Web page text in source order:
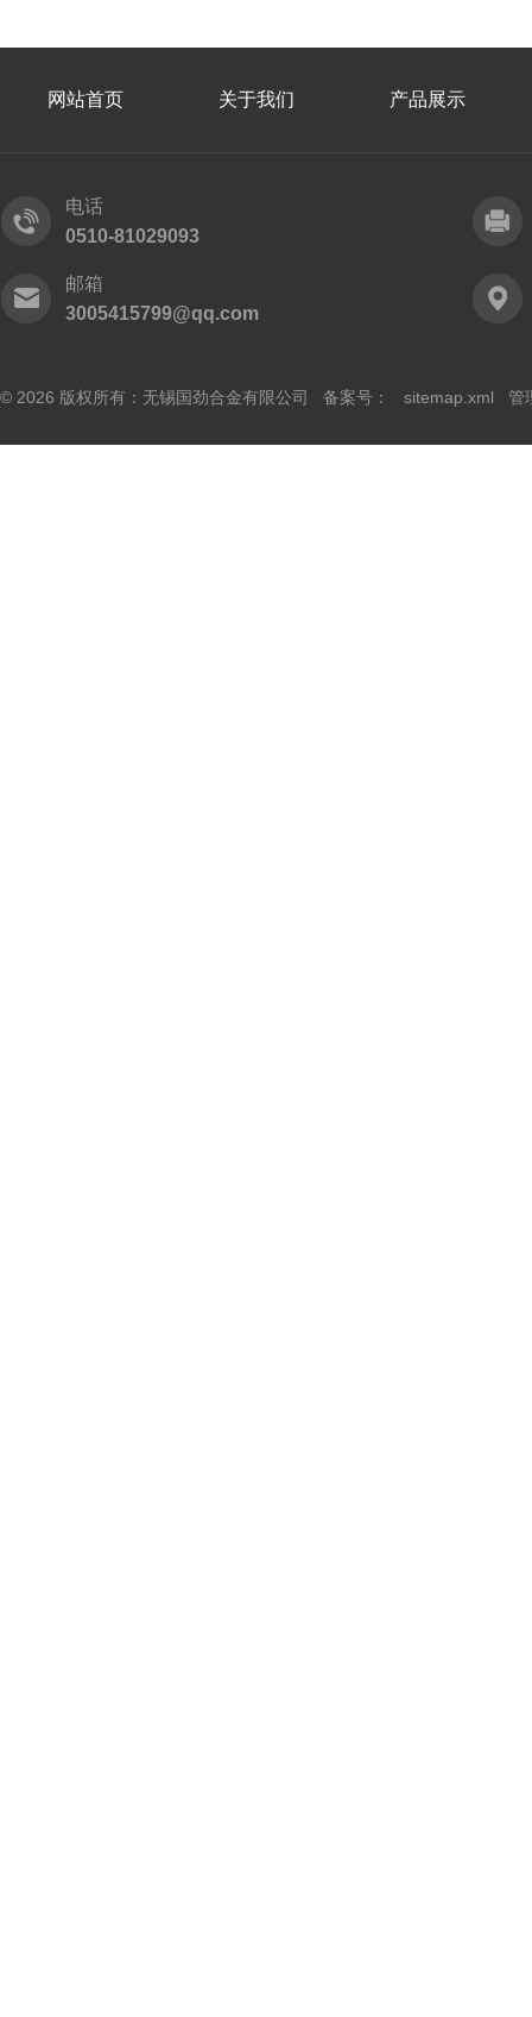
网站首页 关于我们 产品展示
电话
0510-81029093
邮箱
3005415799@qq.com
© 2026 版权所有：无锡国劲合金有限公司 备案号： sitemap.xml 管